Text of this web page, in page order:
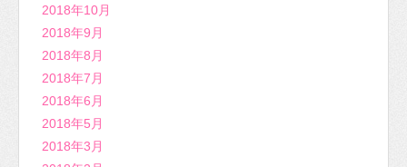
2018年10月
2018年9月
2018年8月
2018年7月
2018年6月
2018年5月
2018年3月